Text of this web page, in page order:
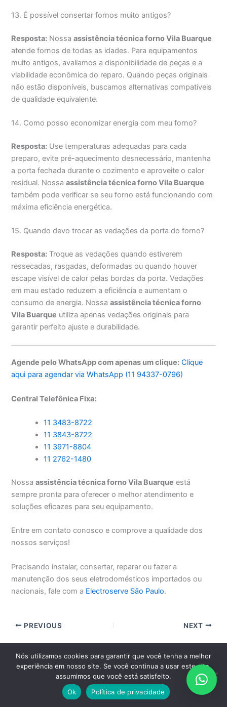
13. É possível consertar fornos muito antigos?
Resposta: Nossaassistência técnica forno Vila Buarque
atende fornos de todas as idades. Para equipamentos
muito antigos, avaliamos a disponibilidade de peças e a
viabilidade econômica do reparo. Quando peças originais
não estão disponíveis, buscamos alternativas compatíveis
de qualidade equivalente.
14. Como posso economizar energia com meu forno?
Resposta: Use temperaturas adequadas para cada
preparo, evite pré-aquecimento desnecessário, mantenha
a porta fechada durante o cozimento e aproveite o calor
residual. Nossaassistência técnica forno Vila Buarque
também pode verificar se seu forno está funcionando com
máxima eficiência energética.
15. Quando devo trocar as vedações da porta do forno?
Resposta: Troque as vedações quando estiverem
ressecadas, rasgadas, deformadas ou quando houver
escape visível de calor pelas bordas da porta. Vedações
em mau estado reduzem a eficiência e aumentam o
consumo de energia. Nossaassistência técnica forno
Vila Buarque utiliza apenas vedações originais para
garantir perfeito ajuste e durabilidade.
Agende pelo WhatsApp com apenas um clique: Clique
aqui para agendar via WhatsApp (11 94337-0796)
Central Telefônica Fixa:
11 3483-8722
11 3843-8722
11 3971-8804
11 2762-1480
Nossaassistência técnica forno Vila Buarque está
sempre pronta para oferecer o melhor atendimento e
soluções eficazes para seu equipamento.
Entre em contato conosco e comprove a qualidade dos
nossos serviços!
Precisando instalar, consertar, reparar ou fazer a
manutenção dos seus eletrodomésticos importados ou
nacionais, fale com a Electroserve São Paulo.
PREVIOUS NEXT
EM SÃO PAULO, GRANDE SÃO PAULO E ABC PAULISTA CLIQUE
AQUI E AGENDE PELO WHATSAPP
Nós utilizamos cookies para garantir que você tenha a melhor
experiência em nosso site. Se você continua a usar este site,
assumimos que você está satisfeito.
Ok
Política de privacidade